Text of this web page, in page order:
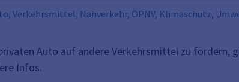
Verkehrsmittel, Nahverkehr, ÖPNV, Klimaschutz,
Auto auf andere Verkehrsmittel zu
Infos.